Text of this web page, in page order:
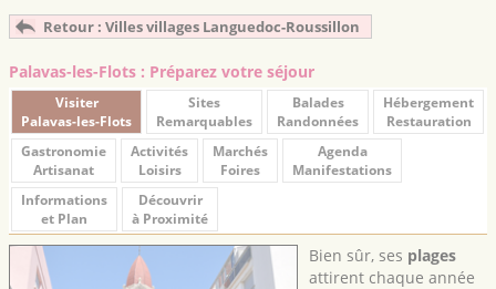
Retour : Villes villages Languedoc-Roussillon
Palavas-les-Flots : Préparez votre séjour
Visiter
Palavas-les-Flots
Sites
Remarquables
Balades
Randonnées
Hébergement
Restauration
Gastronomie
Artisanat
Activités
Loisirs
Marchés
Foires
Agenda
Manifestations
Informations
et Plan
Découvrir
à Proximité
Bien sûr, ses plages
attirent chaque année